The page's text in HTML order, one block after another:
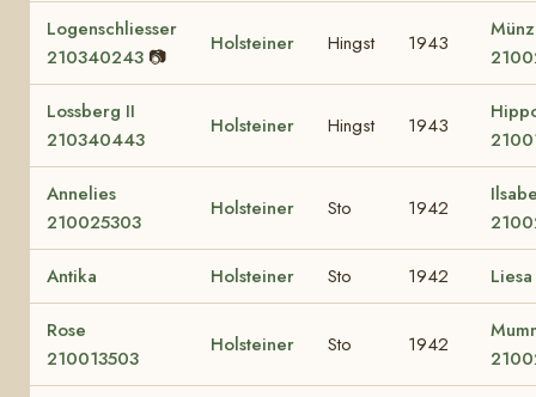
Logenschliesser
210340243 📷
Holsteiner Hingst 1943
Lossberg II
210340443
Holsteiner Hingst 1943
Annelies
210025303
Holsteiner Sto 1942
Antika Holsteiner Sto 1942 Liesa
Rose
210013503
Holsteiner Sto 1942